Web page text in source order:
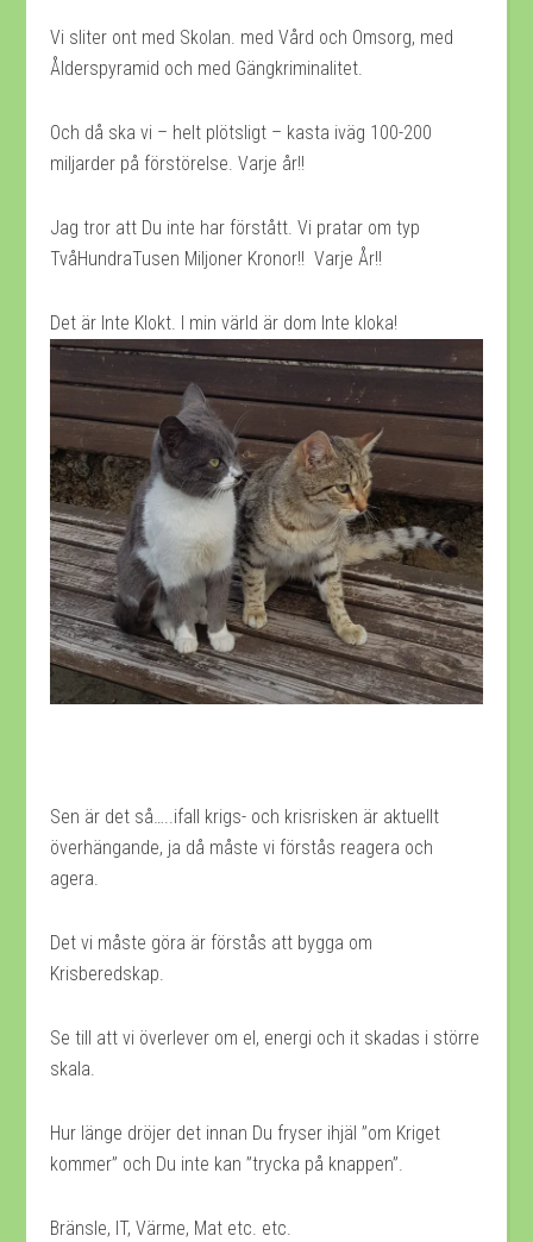
Vi sliter ont med Skolan. med Vård och Omsorg, med
Ålderspyramid och med Gängkriminalitet.
Och då ska vi – helt plötsligt – kasta iväg 100-200
miljarder på förstörelse. Varje år!!
Jag tror att Du inte har förstått. Vi pratar om typ
TvåHundraTusen Miljoner Kronor!! Varje År!!
Det är Inte Klokt. I min värld är dom Inte kloka!
Sen är det så…..ifall krigs- och krisrisken är aktuellt
överhängande, ja då måste vi förstås reagera och
agera.
Det vi måste göra är förstås att bygga om
Krisberedskap.
Se till att vi överlever om el, energi och it skadas i större
skala.
Hur länge dröjer det innan Du fryser ihjäl ”om Kriget
kommer” och Du inte kan ”trycka på knappen”.
Bränsle, IT, Värme, Mat etc. etc.